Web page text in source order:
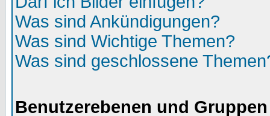
Was sind Ankündigungen?
Was sind Wichtige Themen?
Was sind geschlossene
Benutzerebenen und Gruppen